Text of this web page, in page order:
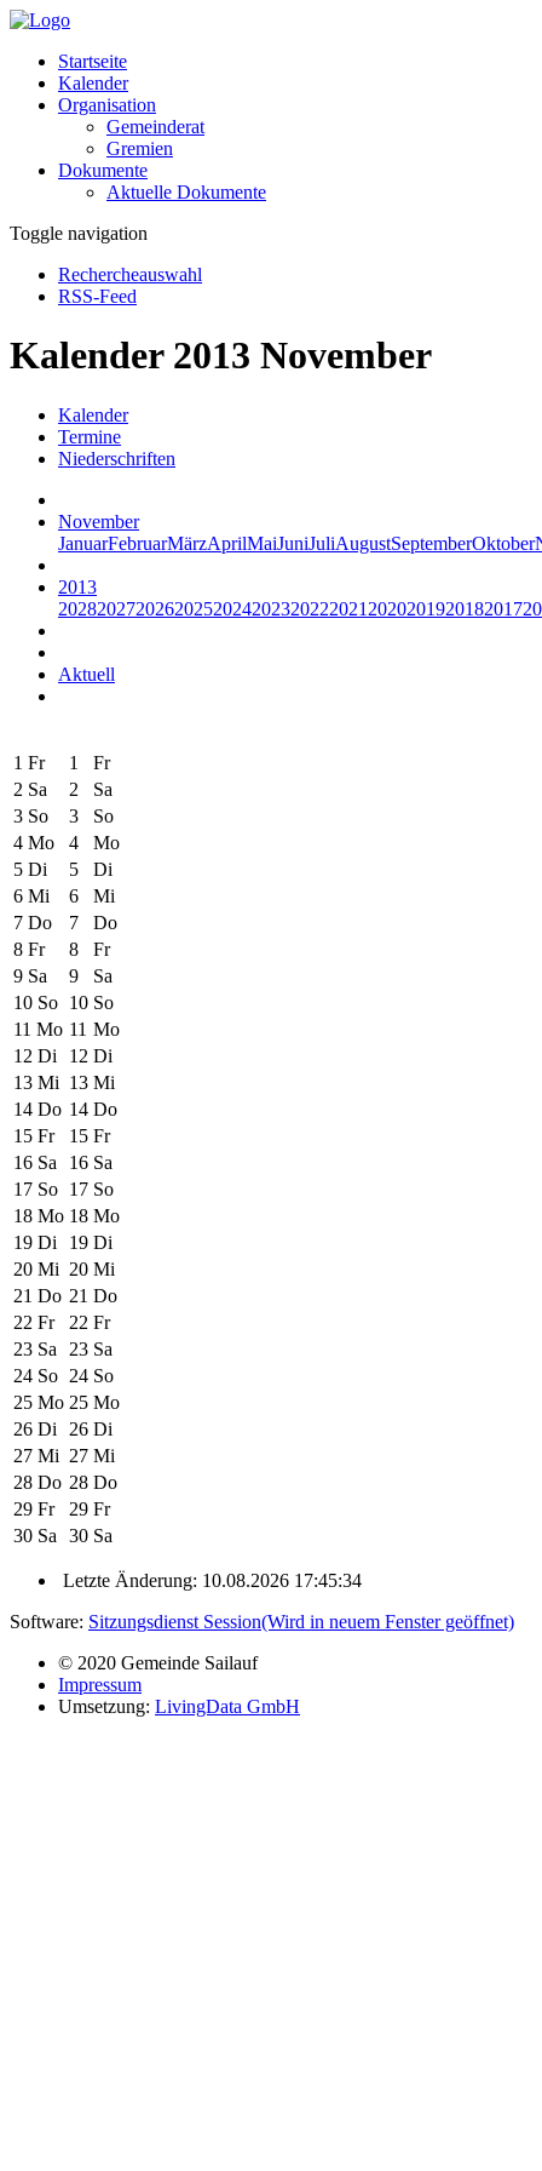
Startseite
Kalender
Organisation
Gemeinderat
Gremien
Dokumente
Aktuelle Dokumente
Toggle navigation
Rechercheauswahl
RSS-Feed
Kalender 2013 November
Kalender
Termine
Niederschriften
November
JanuarFebruarMärzAprilMaiJuniJuliAugustSeptemberOktober
2013
20282027202620252024202320222021 2020201920182017
Aktuell
1 Fr 1
Fr
2 Sa 2
Sa
3 So 3
So
4 Mo 4
Mo
5 Di 5
Di
6 Mi 6
Mi
7 Do 7
Do
8 Fr 8
Fr
9 Sa 9
Sa
10 So 10 So
11 Mo 11 Mo
12 Di 12 Di
13 Mi 13 Mi
14 Do 14 Do
15 Fr 15 Fr
16 Sa 16 Sa
17 So 17 So
18 Mo 18 Mo
19 Di 19 Di
20 Mi 20 Mi
21 Do 21 Do
22 Fr 22 Fr
23 Sa 23 Sa
24 So 24 So
25 Mo 25 Mo
26 Di 26 Di
27 Mi 27 Mi
28 Do 28 Do
29 Fr 29 Fr
30 Sa 30 Sa
Letzte Änderung: 10.08.2026 17:45:34
Software: Sitzungsdienst Session(Wird in neuem Fenster geöffnet)
© 2020 Gemeinde Sailauf
Impressum
Umsetzung: LivingData GmbH